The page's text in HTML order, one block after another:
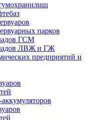
парков
ГСМ
ЛВЖ и ГЖ
предприятий и